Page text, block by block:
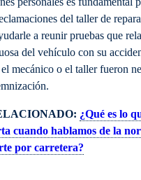
del taller de
a reunir pruebas que
del vehículo con su
mecánico o el taller fueron
¿Qué es lo
cuando hablamos de la
por carretera?